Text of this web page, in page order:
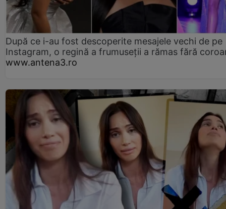
După ce i-au fost descoperite mesajele vechi de pe
Instagram, o regină a frumuseții a rămas fără
www.antena3.ro